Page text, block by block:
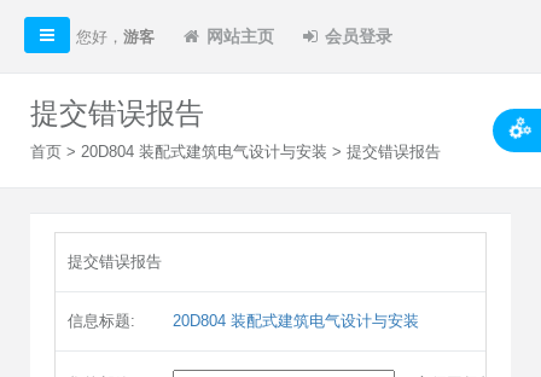
您好， 游客 网站主页 会员登录
提交错误报告
首页 > 20D804 装配式建筑电气设计与安装 > 提交错误报告
提交错误报告
信息标题: 20D804 装配式建筑电气设计与安装